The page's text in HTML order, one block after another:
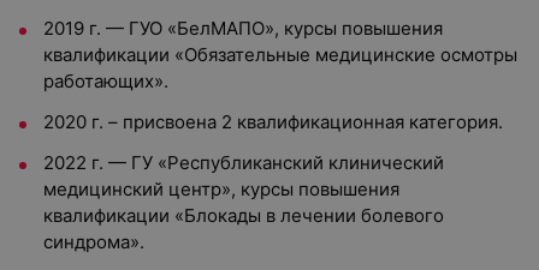
2019 г. — ГУО «БелМАПО», курсы повышения
квалификации «Обязательные медицинские осмотры
работающих».
2020 г. – присвоена 2 квалификационная категория.
2022 г. — ГУ «Республиканский клинический
медицинский центр», курсы повышения
квалификации «Блокады в лечении болевого
синдрома».